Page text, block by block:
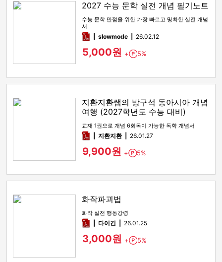
2027 수능 문학 실전 개념 필기노트
수능 문학 만점을 위한 가장 빠르고 명확한 실전 개념
서
pdfslowmode 26.02.12
5,000원 + Point
5%
지환지환쌤의 방구석 동아시아 개념
여행 (2027학년도 수능 대비)
교재 1권으로 개념 6회독이 가능한 독학 개념서
pdf지환지환 26.01.27
9,900원 + Point
5%
화작파괴법
화작 실전 행동강령
pdf다이긴 26.01.25
3,000원 + Point
5%